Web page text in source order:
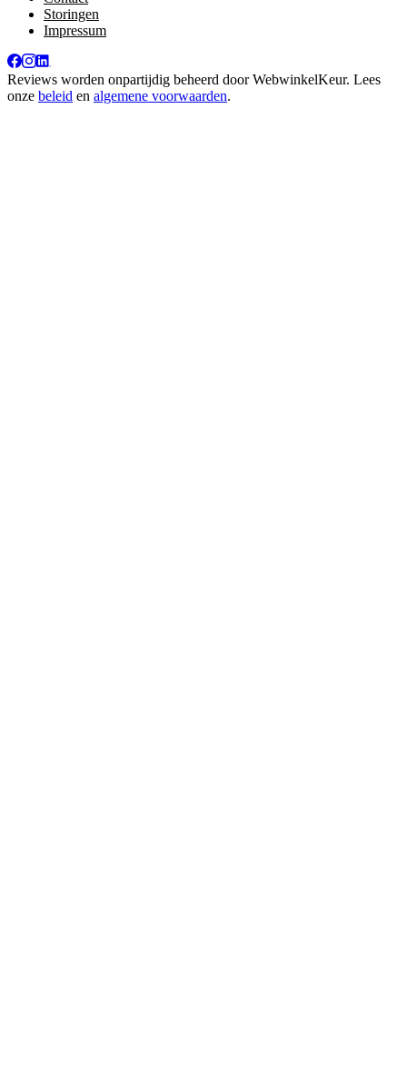
Storingen
Impressum
Reviews worden onpartijdig beheerd doorWebwinkelKeur. Lees
onze beleid en algemene voorwaarden.